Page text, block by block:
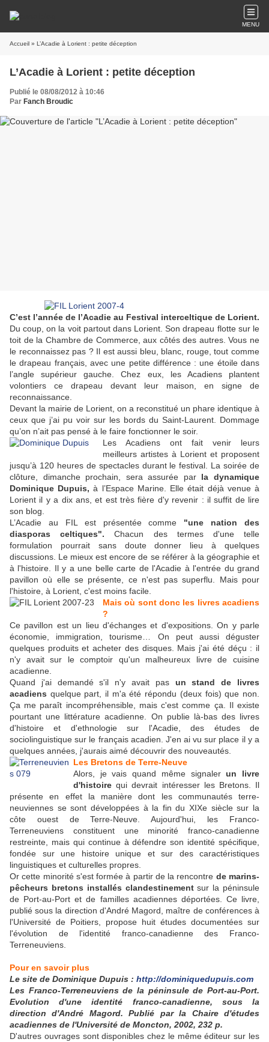
MENU
Accueil » L’Acadie à Lorient : petite déception
L’Acadie à Lorient : petite déception
Publié le 08/08/2012 à 10:46
Par Fanch Broudic
C’est l’année de l’Acadie au Festival interceltique de Lorient.
Du coup, on la voit partout dans Lorient. Son drapeau flotte sur le
toit de la Chambre de Commerce, aux côtés des autres. Vous ne
le reconnaissez pas ? Il est aussi bleu, blanc, rouge, tout comme
le drapeau français, avec une petite différence : une étoile dans
l’angle supérieur gauche. Chez eux, les Acadiens plantent
volontiers ce drapeau devant leur maison, en signe de
reconnaissance.
Devant la mairie de Lorient, on a reconstitué un phare identique à
ceux que j’ai pu voir sur les bords du Saint-Laurent. Dommage
qu’on n’ait pas pensé à le faire fonctionner le soir.
Les Acadiens ont fait venir leurs
meilleurs artistes à Lorient et proposent
jusqu’à 120 heures de spectacles durant le festival. La soirée de
clôture, dimanche prochain, sera assurée par la dynamique
Dominique Dupuis, à l’Espace Marine. Elle était déjà venue à
Lorient il y a dix ans, et est très fière d'y revenir : il suffit de lire
son blog.
L’Acadie au FIL est présentée comme "une nation des
diasporas celtiques". Chacun des termes d'une telle
formulation pourrait sans doute donner lieu à quelques
discussions. Le mieux est encore de se référer à la géographie et
à l'histoire. Il y a une belle carte de l'Acadie à l'entrée du grand
pavillon où elle se présente, ce n'est pas superflu. Mais pour
l'histoire, à Lorient, c'est moins facile.
Mais où sont donc les livres acadiens
?
Ce pavillon est un lieu d'échanges et d'expositions. On y parle
économie, immigration, tourisme… On peut aussi déguster
quelques produits et acheter des disques. Mais j'ai été déçu : il
n'y avait sur le comptoir qu'un malheureux livre de cuisine
acadienne.
Quand j'ai demandé s'il n'y avait pas un stand de livres
acadiens quelque part, il m'a été répondu (deux fois) que non.
Ça me paraît incompréhensible, mais c'est comme ça. Il existe
pourtant une littérature acadienne. On publie là-bas des livres
d'histoire et d'ethnologie sur l'Acadie, des études de
sociolinguistique sur le français acadien. J'en ai vu sur place il y a
quelques années, j'aurais aimé découvrir des nouveautés.
Les Bretons de Terre-Neuve
Alors, je vais quand même signalerun livre
d'histoirequi devrait intéresser les Bretons. Il
présente en effet la manière dont les communautés terre-
neuviennes se sont développées à la fin du XIXe siècle sur la
côte ouest de Terre-Neuve. Aujourd'hui, les Franco-
Terreneuviens constituent une minorité franco-canadienne
restreinte, mais qui continue à défendre son identité spécifique,
fondée sur une histoire unique et sur des caractéristiques
linguistiques et culturelles propres.
Or cette minorité s'est formée à partir de la rencontre de marins-
pêcheurs bretons installés clandestinementsur la péninsule
de Port-au-Port et de familles acadiennes déportées. Ce livre,
publié sous la direction d'André Magord, maître de conférences à
l'Université de Poitiers, propose huit études documentées sur
l'évolution de l'identité franco-canadienne des Franco-
Terreneuviens.
Pour en savoir plus
Le site de Dominique Dupuis : http://dominiquedupuis.com
Les Franco-Terreneuviens de la péninsule de Port-au-Port.
Evolution d'une identité franco-canadienne, sous la
direction d'André Magord. Publié par la Chaire d'études
acadiennes de l'Université de Moncton, 2002, 232 p.
D'autres ouvrages sont disponibles chez le même éditeur sur les